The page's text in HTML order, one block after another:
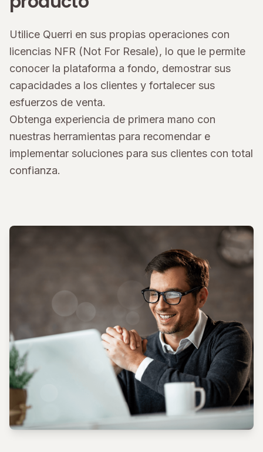
Utilice Querri en sus propias operaciones con
licencias NFR (Not For Resale), lo que le permite
conocer la plataforma a fondo, demostrar sus
capacidades a los clientes y fortalecer sus
esfuerzos de venta.
Obtenga experiencia de primera mano con
nuestras herramientas para recomendar e
implementar soluciones para sus clientes con total
confianza.